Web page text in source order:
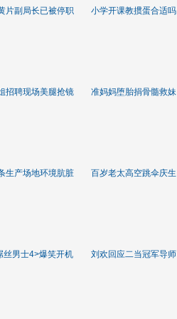
片副局长已被停职 小学开课教掼蛋合适吗
招聘现场美腿抢镜 准妈妈堕胎捐骨髓救妹
生产场地环境肮脏 百岁老太高空跳伞庆生
丝男士4>爆笑开机 刘欢回应二当冠军导师